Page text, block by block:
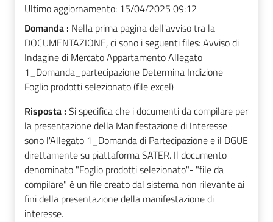
Ultimo aggiornamento: 15/04/2025 09:12
Domanda : Nella prima pagina dell'avviso tra la
DOCUMENTAZIONE, ci sono i seguenti files: Avviso di
Indagine di Mercato Appartamento Allegato
1_Domanda_partecipazione Determina Indizione
Foglio prodotti selezionato (file excel)
Risposta : Si specifica che i documenti da compilare per
la presentazione della Manifestazione di Interesse
sono l'Allegato 1_Domanda di Partecipazione e il DGUE
direttamente su piattaforma SATER. Il documento
denominato "Foglio prodotti selezionato"- "file da
compilare" è un file creato dal sistema non rilevante ai
fini della presentazione della manifestazione di
interesse.